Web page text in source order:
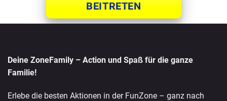
BEITRETEN
Deine ZoneFamily – Action und Spaß für die ganze
Familie!
Erlebe die besten Aktionen in der FunZone – ganz nach